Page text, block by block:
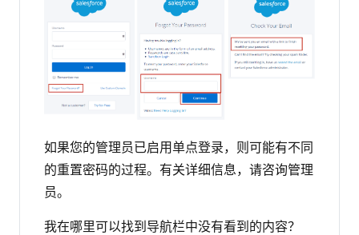
如果您的管理员已启用单点登录，则可能有不同
的重置密码的过程。有关详细信息，请咨询管理
员。
我在哪里可以找到导航栏中没有看到的内容？